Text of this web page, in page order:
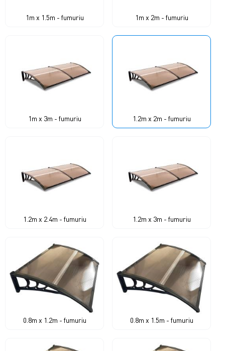
1m x 1.5m - fumuriu 1m x 2m - fumuriu
1m x 3m - fumuriu 1.2m x 2m - fumuriu
1.2m x 2.4m - fumuriu 1.2m x 3m - fumuriu
0.8m x 1.2m - fumuriu 0.8m x 1.5m - fumuriu